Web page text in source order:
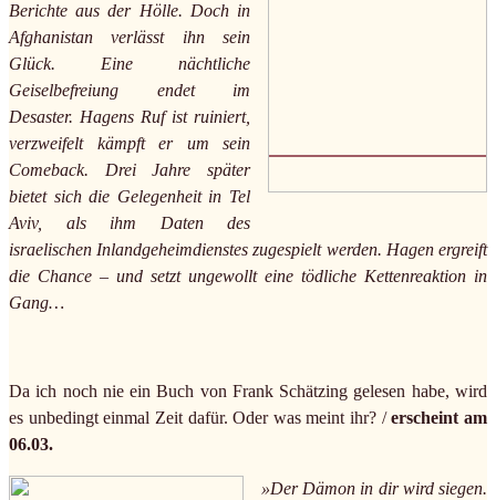
Berichte aus der Hölle. Doch in
Afghanistan verlässt ihn sein
Glück. Eine nächtliche
Geiselbefreiung endet im
Desaster. Hagens Ruf ist ruiniert,
verzweifelt kämpft er um sein
Comeback. Drei Jahre später
bietet sich die Gelegenheit in Tel
Aviv, als ihm Daten des
israelischen Inlandgeheimdienstes zugespielt werden. Hagen ergreift
die Chance – und setzt ungewollt eine tödliche Kettenreaktion in
Gang…
Da ich noch nie ein Buch von Frank Schätzing gelesen habe, wird
es unbedingt einmal Zeit dafür. Oder was meint ihr? /erscheint am
06.03.
»Der Dämon in dir wird siegen.